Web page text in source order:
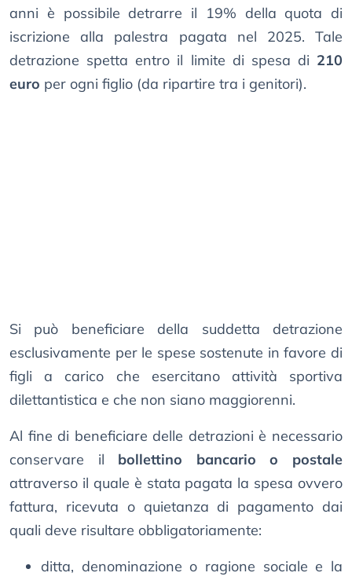
anni è possibile detrarre il 19% della quota di
iscrizione alla palestra pagata nel 2025. Tale
detrazione spetta entro il limite di spesa di 210
euro per ogni figlio (da ripartire tra i genitori).
Si può beneficiare della suddetta detrazione
esclusivamente per le spese sostenute in favore di
figli a carico che esercitano attività sportiva
dilettantistica e che non siano maggiorenni.
Al fine di beneficiare delle detrazioni è necessario
conservare il bollettino bancario o postale
attraverso il quale è stata pagata la spesa ovvero
fattura, ricevuta o quietanza di pagamento dai
quali deve risultare obbligatoriamente:
ditta, denominazione o ragione sociale e la